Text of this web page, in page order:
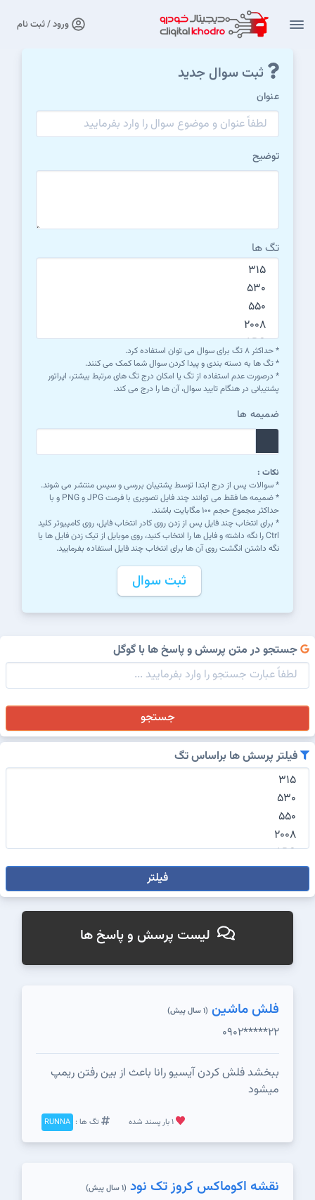
ورود / ثبت نام
ثبت سوال جدید
عنوان
توضیح
تگ ها
* حداکثر ۸ تگ برای سوال می توان استفاده کرد.
* تگ ها به دسته بندی و پیدا کردن سوال شما کمک می کنند.
* درصورت عدم استفاده از تگ یا امکان درج تگ های مرتبط بیشتر، اپراتور
پشتیبانی در هنگام تایید سوال، آن ها را درج می کند.
ضمیمه ها
نکات :
* سوالات پس از درج ابتدا توسط پشتیبان بررسی و سپس منتشر می شوند.
* ضمیمه ها فقط می توانند چند فایل تصویری با فرمت JPG و PNG و با
حداکثر مجموع حجم ۱۰۰ مگابایت باشند.
* برای انتخاب چند فایل پس از زدن روی کادر انتخاب فایل، روی کامپیوتر کلید
Ctrl را نگه داشته و فایل ها را انتخاب کنید، روی موبایل از تیک زدن فایل ها یا
نگه داشتن انگشت روی آن ها برای انتخاب چند فایل استفاده بفرمایید.
ثبت سوال
جستجو در متن پرسش و پاسخ ها با گوگل
جستجو
فیلتر پرسش ها براساس تگ
فیلتر
لیست پرسش و پاسخ ها
فلش ماشین (1 سال پیش)
0902*****22
ببخشد فلش کردن آیسیو رانا باعث از بین رفتن ریمپ
میشود
1 بار پسند شده تگ ها : RUNNA
نقشه اکوماکس کروز تک نود (1 سال پیش)